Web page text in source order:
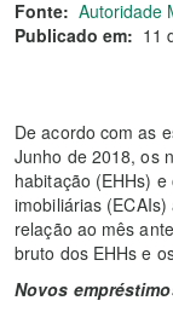
Fonte: Autoridade
Publicado em: 11
De acordo com as
Junho de 2018, os
habitação (EHHs)
imobiliárias
relação ao mês
bruto dos EHHs e
Novos